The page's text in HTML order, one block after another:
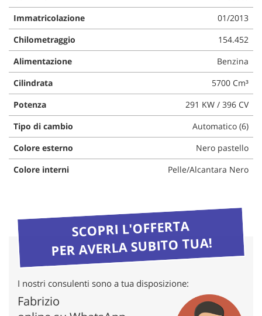
Immatricolazione
01/2013
Chilometraggio
154.452
Alimentazione
Benzina
Cilindrata
5700 Cm³
Potenza
291 KW / 396 CV
Tipo di cambio
Automatico (6)
Colore esterno
Nero pastello
Colore interni
Pelle/Alcantara Nero
SCOPRI L'OFFERTA
PER AVERLA SUBITO TUA!
I nostri consulenti sono a tua disposizione:
Fabrizio
questi
strumenti
di
tracciamento
si
rimanda
alla
cookie
policy.
Puoi
rivedere
e
modificare
le
tue
momento.